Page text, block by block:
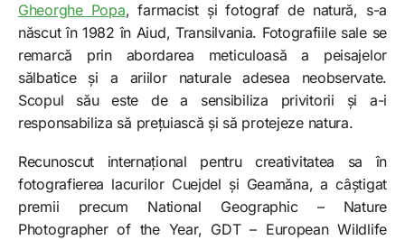
Gheorghe Popa, farmacist și fotograf de natură, s-a
născut în 1982 în Aiud, Transilvania. Fotografiile sale se
remarcă prin abordarea meticuloasă a peisajelor
sălbatice și a ariilor naturale adesea neobservate.
Scopul său este de a sensibiliza privitorii și a-i
responsabiliza să prețuiască și să protejeze natura.
Recunoscut internațional pentru creativitatea sa în
fotografierea lacurilor Cuejdel și Geamăna, a câștigat
premii precum National Geographic – Nature
Photographer of the Year, GDT – European Wildlife